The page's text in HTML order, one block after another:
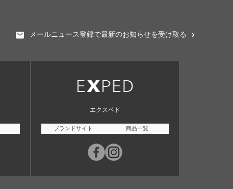
メールニュース登録で最新のお知らせを受け取る
エクスペド
ブランドサイト 商品一覧